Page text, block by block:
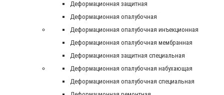
Деформационная защитная
Деформационная опалубочная
Деформационная опалубочная инъекционная
Деформационная опалубочная мембранная
Деформационная защитная специальная
Деформационная опалубочная набухающая
Деформационная опалубочная специальная